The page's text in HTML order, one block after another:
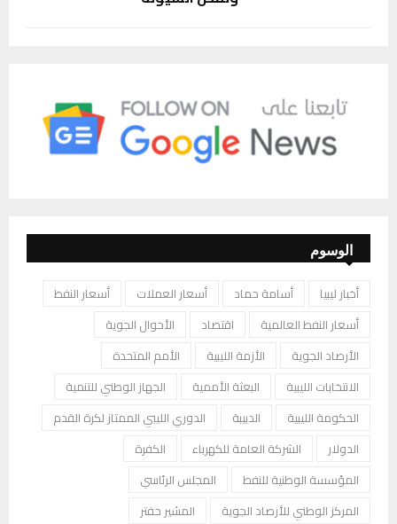
الوسوم
أخبار ليبيا أسامة حماد أسعار العملات
أسعار النفط
أسعار النفط العالمية
اقتصاد
الأحوال الجوية
الأرصاد الجوية
الأزمة الليبية
الأمم المتحدة
الانتخابات الليبية
البعثة الأممية
الجهاز الوطني للتنمية
الحكومة الليبية
الدبيبة
الدوري الليبي الممتاز لكرة القدم
الدولار
الشركة العامة للكهرباء
الكفرة
المؤسسة الوطنية للنفط
المجلس الرئاسي
المركز الوطني للأرصاد الجوية
المشير حفتر